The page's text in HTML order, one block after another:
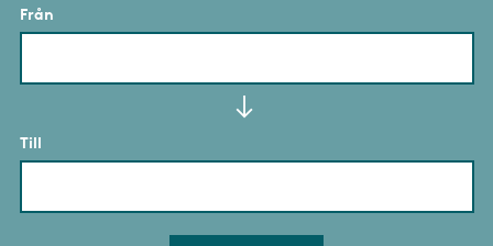
Från
Till